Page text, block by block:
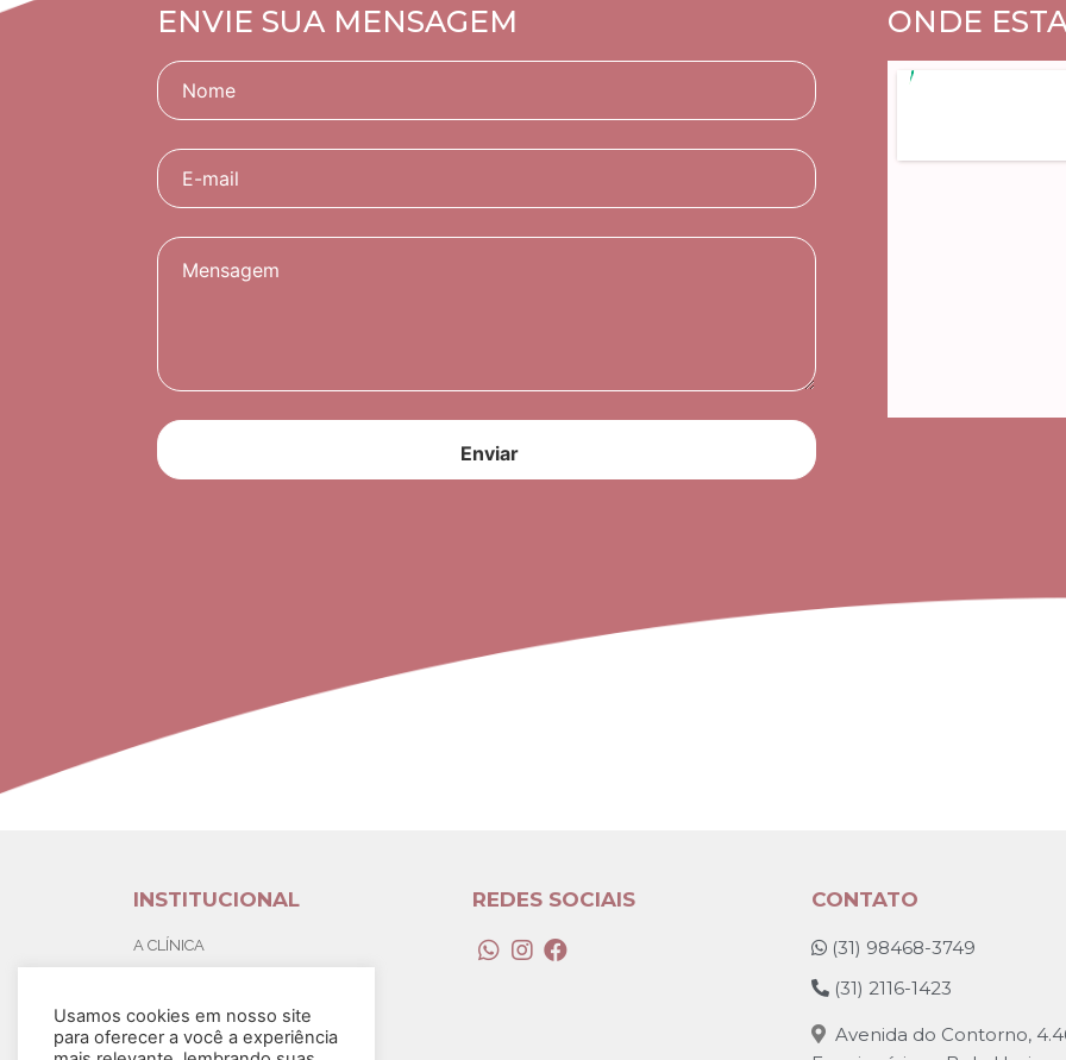
ENVIE SUA MENSAGEM ONDE
INSTITUCIONAL
A CLÍNICA
BLOG
PERGUNTAS FREQUENTES
REDES SOCIAIS CONTATO
(31) 98468-3749
(31) 2116-1423
Avenida do Contorno,
Usamos cookies em nosso site
para oferecer a você a experiência